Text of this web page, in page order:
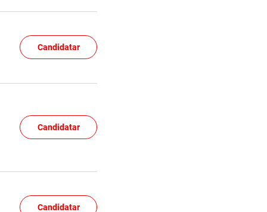
Candidatar
Candidatar
Candidatar